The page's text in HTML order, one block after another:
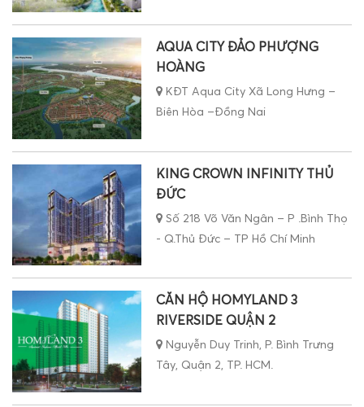
AQUA CITY ĐẢO PHƯỢNG
HOÀNG
KĐT Aqua City Xã Long Hưng –
Biên Hòa –Đồng Nai
KING CROWN INFINITY THỦ
ĐỨC
Số 218 Võ Văn Ngân – P .Bình Thọ
- Q.Thủ Đức – TP Hồ Chí Minh
CĂN HỘ HOMYLAND 3
RIVERSIDE QUẬN 2
Nguyễn Duy Trinh, P. Bình Trưng
Tây, Quận 2, TP. HCM.